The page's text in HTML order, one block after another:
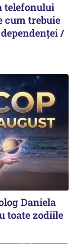
telefonului
cum trebuie
/
Daniela
toate zodiile